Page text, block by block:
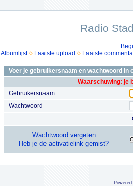
Radio
Albumlijst
Laatste upload Laatste
Voer je gebruikersnaam en wachtwoord in
Waarschuwing: je
Gebruikersnaam
Wachtwoord
Wachtwoord vergeten
Heb je de activatielink gemist?